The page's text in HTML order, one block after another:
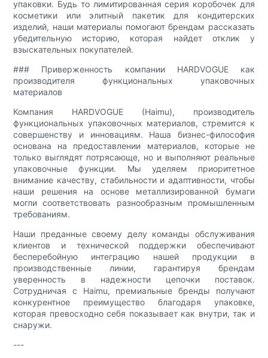
упаковки. Будь то лимитированная серия коробочек для
косметики или элитный пакетик для кондитерских
изделий, наши материалы помогают брендам рассказать
убедительную историю, которая найдет отклик у
взыскательных покупателей.
### Приверженность компании HARDVOGUE как
производителя функциональных упаковочных
материалов
Компания HARDVOGUE (Haimu), производитель
функциональных упаковочных материалов, стремится к
совершенству и инновациям. Наша бизнес-философия
основана на предоставлении материалов, которые не
только выглядят потрясающе, но и выполняют реальные
упаковочные функции. Мы уделяем приоритетное
внимание качеству, стабильности и адаптивности, чтобы
наши решения на основе металлизированной бумаги
могли соответствовать разнообразным промышленным
требованиям.
Наши преданные своему делу команды обслуживания
клиентов и технической поддержки обеспечивают
бесперебойную интеграцию нашей продукции в
производственные линии, гарантируя брендам
уверенность в надежности цепочки поставок.
Сотрудничая с Haimu, премиальные бренды получают
конкурентное преимущество благодаря упаковке,
которая превосходно себя показывает как внутри, так и
снаружи.
---